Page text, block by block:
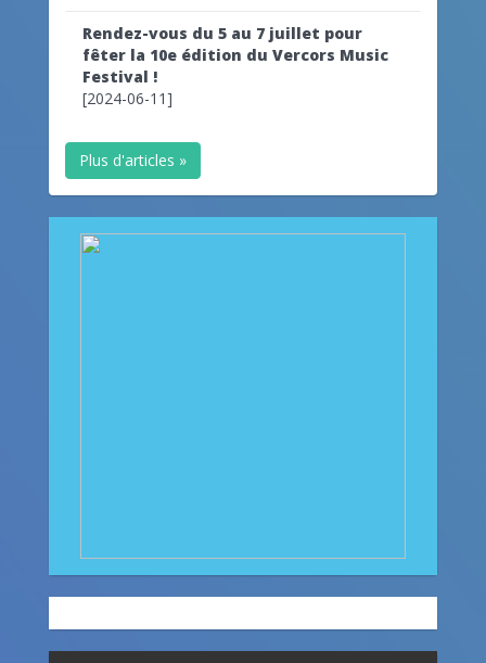
Rendez-vous du 5 au 7 juillet pour
fêter la 10e édition du Vercors Music
Festival !
[2024-06-11]
Plus d'articles »